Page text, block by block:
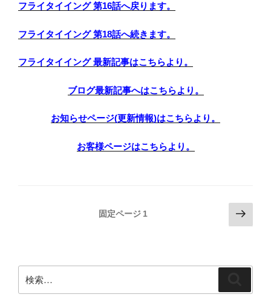
フライタイイング 第16話へ戻ります。
フライタイイング 第18話へ続きます。
フライタイイング 最新記事はこちらより。
ブログ最新記事へはこちらより。
お知らせページ(更新情報)はこちらより。
お客様ページはこちらより。
ー
ジ
固定ページ 1
次
の
ジ
索:
索